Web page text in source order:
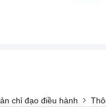
chỉ đạo điều hành